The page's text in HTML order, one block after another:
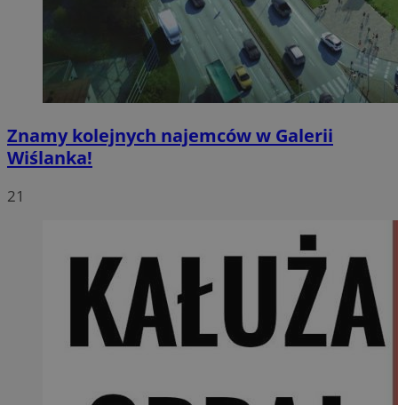
Znamy kolejnych najemców w Galerii
Wiślanka!
21